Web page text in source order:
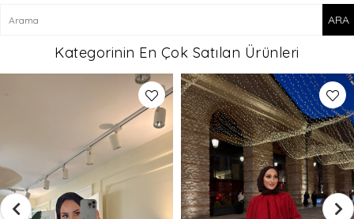
Kategorinin En Çok Satılan Ürünleri